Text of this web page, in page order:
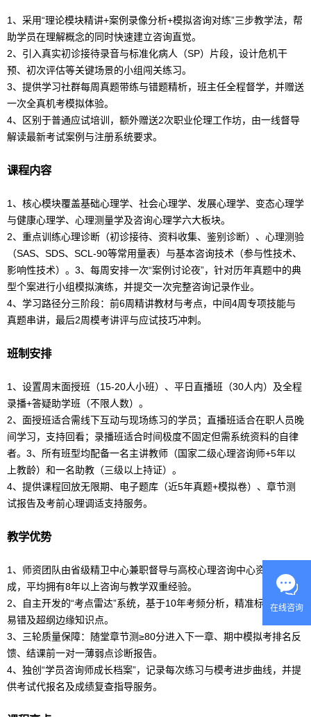
1、采用“理论模块精讲+案例录像分析+模拟咨询对练”三步教学法，帮
助学员在理解概念的同时快速建立咨询直觉。
2、引入真实初诊接待录音与标准化病人（SP）片段，设计危机干
预、初次评估等关键场景的小组闯关练习。
3、提供学习社群每周真题带练与错题精析，班主任全程督学，并赠送
一次全真机考模拟体验。
4、区别于普通应试培训，额外赠送2次职业伦理工作坊，由一线督导
解读最新考试案例与注册系统要求。
课程内容
1、核心模块覆盖基础心理学、社会心理学、发展心理学、变态心理学
与健康心理学、心理测量学及咨询心理学六大板块。
2、重点训练心理诊断（初诊接待、资料收集、鉴别诊断）、心理测验
（SAS、SDS、SCL-90等常用量表）与基本咨询技术（参与性技术、
影响性技术）。3、每周安排一次“案例讨论夜”，针对历年真题中的典
型个案进行小组模拟演练，并提交一次完整咨询记录作业。
4、学习路径分三阶段：前6周精讲教材与考点，中间4周专项技能与
真题串讲，最后2周模考讲评与应试技巧冲刺。
班制安排
1、设置周末面授班（15-20人小班）、平日直播班（30人内）及全程
录播+答疑助学班（不限人数）。
2、面授班适合需线下互动与现场练习的学员；直播班适合在职人员晚
间学习，支持回看；录播班适合时间极度不固定但需系统资料的自律
者。3、所有班型均配备一名主讲教师（国家二级心理咨询师+5年以
上教龄）和一名助教（三级以上持证）。
4、提供课程回放无限期、电子题库（近5年真题+模拟卷）、章节测
试报告及考前心理调适支持服务。
教学优势
1、师资团队由省级精卫中心兼职督导与高校心理咨询中心资深教师组
成，平均拥有8年以上咨询与教学双重经验。
2、自主开发的“考点雷达”系统，基于10年考频分析，精准标注高频、
易错及超纲边缘知识点。
3、三轮质量保障：随堂章节测≥80分进入下一章、期中模拟考排名反
馈、结课前一对一薄弱点诊断报告。
4、独创“学员咨询师成长档案”，记录每次练习与模考进步曲线，并提
供考试代报名及成绩复查指导服务。
在线咨询